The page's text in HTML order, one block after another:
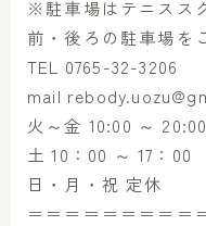
※駐車場はテニスス
前・後ろの駐車場を
TEL 0765-32-3206
mail
火～金 10:00 ～ 20:00
土 10：00 ～ 17：00
日・月・祝 定休
＝＝＝＝＝＝＝＝＝